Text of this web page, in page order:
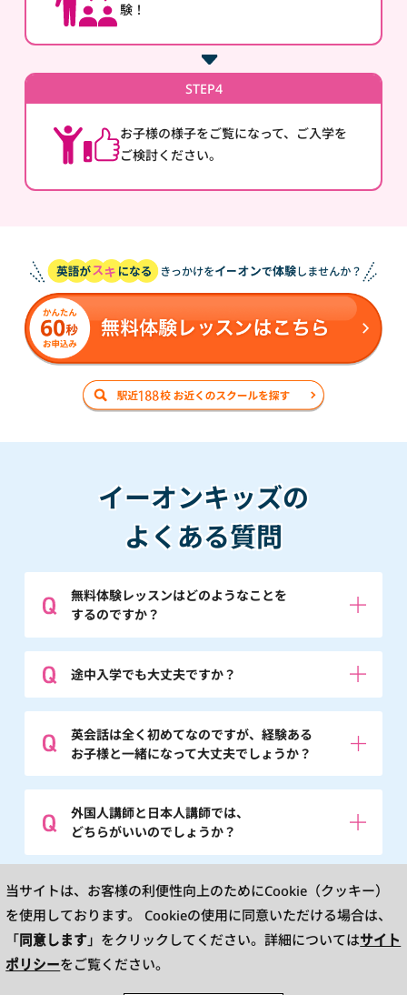
験！
STEP4
お子様の様子をご覧になって、ご入学を
ご検討ください。
イーオンキッズの
よくある質問
無料体験レッスンはどのようなことを
するのですか？
途中入学でも大丈夫ですか？
英会話は全く初めてなのですが、経験ある
お子様と一緒になって大丈夫でしょうか？
外国人講師と日本人講師では、
どちらがいいのでしょうか？
このコンテンツは、公益財団法人 日本英語検定協会の承認や推奨、その他の検
※L&R means LISTENING AND READING.TOEIC is a registered trademark of
Educational Testing Service(ETS). This website is not endorsed or approved
by ETS.
当サイトは、お客様の利便性向上のためにCookie（クッキー）
を使用しております。
Cookieの使用に同意いただける場合は、
「同意します 」をクリックしてください。詳細についてはサイト
ポリシーをご覧ください。